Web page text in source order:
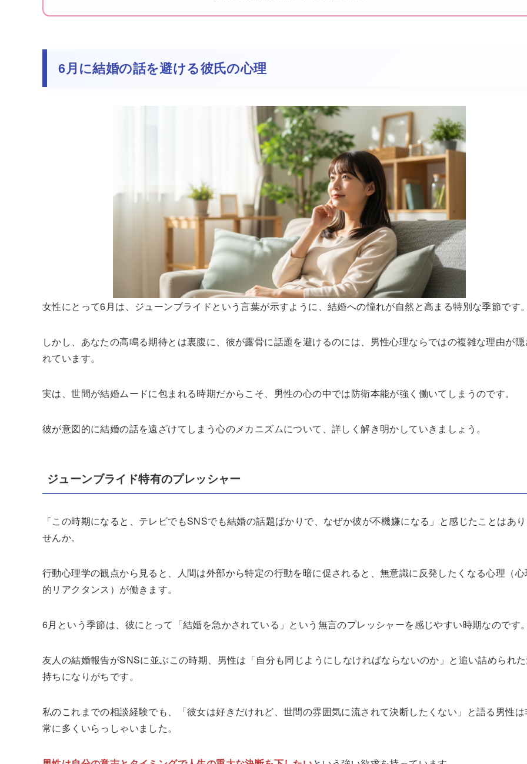
6月に結婚の話を避ける彼氏の心理
女性にとって6月は、ジューンブライドという言葉が示すように、結婚への憧れが自然と高まる特別な季節です
しかし、あなたの高鳴る期待とは裏腹に、彼が露骨に話題を避けるのには、男性心理ならではの複雑な理由が
れています。
実は、世間が結婚ムードに包まれる時期だからこそ、男性の心の中では防衛本能が強く働いてしまうのです。
彼が意図的に結婚の話を遠ざけてしまう心のメカニズムについて、詳しく解き明かしていきましょう。
ジューンブライド特有のプレッシャー
「この時期になると、テレビでもSNSでも結婚の話題ばかりで、なぜか彼が不機嫌になる」と感じたことはあ
せんか。
行動心理学の観点から見ると、人間は外部から特定の行動を暗に促されると、無意識に反発したくなる心理（
的リアクタンス）が働きます。
6月という季節は、彼にとって「結婚を急かされている」という無言のプレッシャーを感じやすい時期なのです
友人の結婚報告がSNSに並ぶこの時期、男性は「自分も同じようにしなければならないのか」と追い詰められ
持ちになりがちです。
私のこれまでの相談経験でも、「彼女は好きだけれど、世間の雰囲気に流されて決断したくない」と語る男性
常に多くいらっしゃいました。